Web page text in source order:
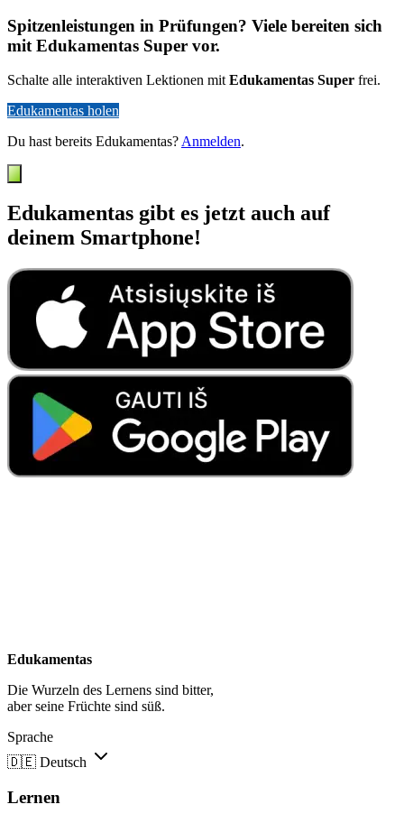
Spitzenleistungen in Prüfungen? Viele bereiten sich
mit Edukamentas Super vor.
Schalte alle interaktiven Lektionen mitEdukamentas Super frei.
Edukamentas holen
Du hast bereits Edukamentas?Anmelden.
Edukamentas gibt es jetzt auch auf
deinem Smartphone!
Edukamentas
Die Wurzeln des Lernens sind bitter,
aber seine Früchte sind süß.
Sprache
🇩🇪 Deutsch
Lernen